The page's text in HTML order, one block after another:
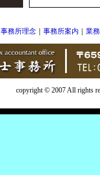
事務所理念 事務所案内 業
copyright © 2007 All rights